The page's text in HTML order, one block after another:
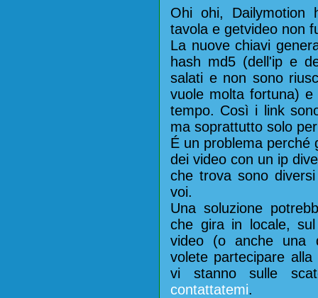
Ohi ohi,
tavola e getvideo non
La nuove chiavi
hash md5 (dell'ip e
salati e non sono
vuole molta fortuna)
tempo. Così i link
ma soprattutto solo
É un problema perché
dei video con un ip
che trova sono
voi.
Una soluzione
che gira in locale,
video (o anche una
volete partecipare
vi stanno sulle
contattatemi.